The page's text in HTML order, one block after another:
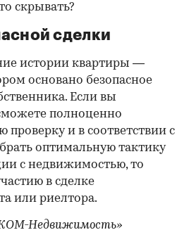
скрывать?
сделки
истории квартиры —
основано безопасное
Если вы
полноценно
проверку и в соответствии с
оптимальную тактику
с недвижимостью, то
в сделке
или риелтора.
Недвижимость»